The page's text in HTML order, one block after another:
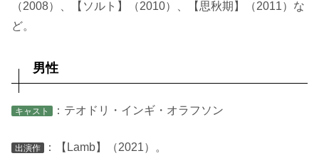
（2008）、【ソルト】（2010）、【思秋期】（2011）な
ど。
男性
キャスト ：テオドリ・インギ・オラフソン
出演作 ：【Lamb】（2021）。